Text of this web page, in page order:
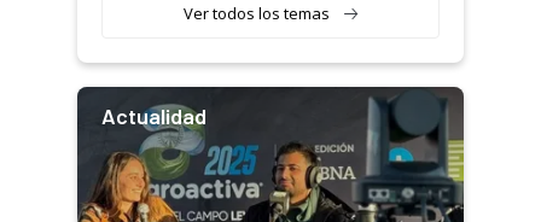
Ver todos los temas
Actualidad